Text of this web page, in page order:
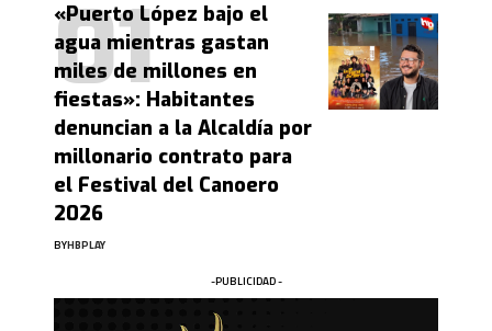
«Puerto López bajo el
agua mientras gastan
miles de millones en
fiestas»: Habitantes
denuncian a la Alcaldía por
millonario contrato para
el Festival del Canoero
2026
BYHBPLAY
-PUBLICIDAD -